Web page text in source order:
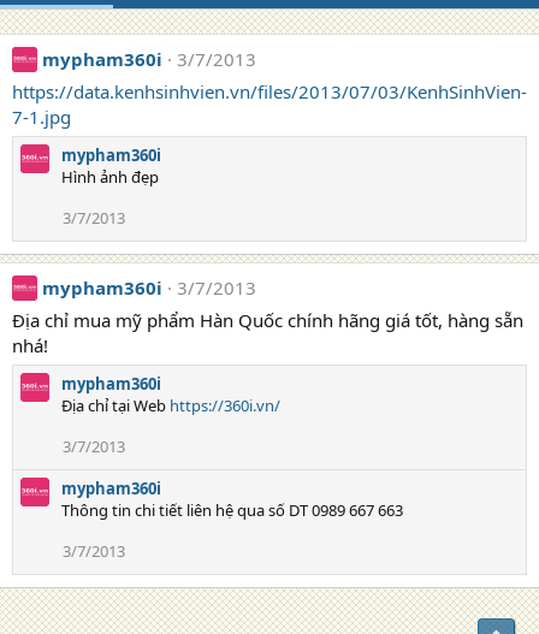
mypham360i
3/7/2013
https://data.kenhsinhvien.vn/files/2013/07/03/KenhSinhVien-
7-1.jpg
mypham360i
Hình ảnh đẹp
3/7/2013
mypham360i
3/7/2013
Địa chỉ mua mỹ phẩm Hàn Quốc chính hãng giá tốt, hàng sẵn
nhá!
mypham360i
Địa chỉ tại Web https://360i.vn/
3/7/2013
mypham360i
Thông tin chi tiết liên hệ qua số DT 0989 667 663
3/7/2013